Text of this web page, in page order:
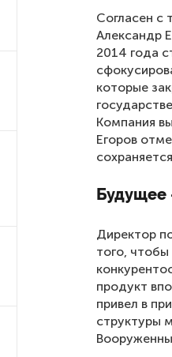
Согласен с
Александр
2014 года
которые
Компания
Егоров
Будущее
Директор
того,
продукт
привел в
структуры